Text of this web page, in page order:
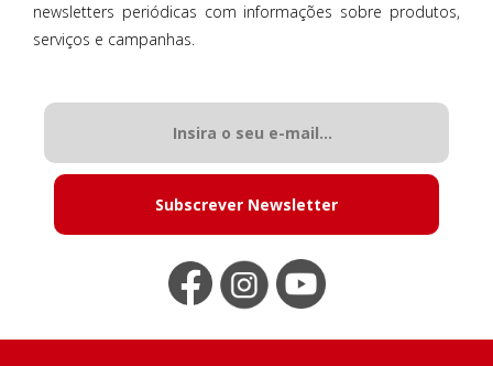
newsletters periódicas com informações sobre produtos,
serviços e campanhas.
Subscrever Newsletter